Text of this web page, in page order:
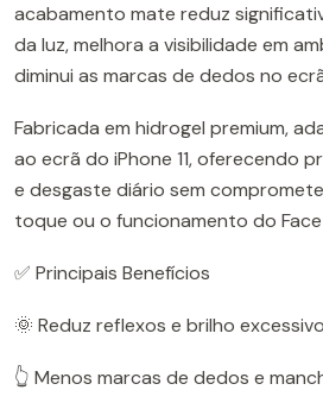
acabamento mate reduz
da luz, melhora a visibilidade em
diminui as marcas de dedos no
Fabricada em hidrogel premium,
ao ecrã do iPhone 11, oferecendo
e desgaste diário sem
toque ou o funcionamento do Face
✅ Principais Benefícios
🌞 Reduz reflexos e brilho
👆 Menos marcas de dedos e